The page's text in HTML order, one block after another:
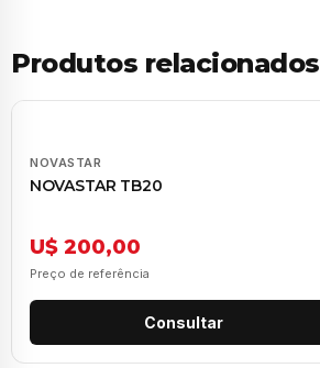
Produtos relacionados
NOVASTAR
NOVASTAR TB20
U$ 200,00
Preço de referência
Consultar